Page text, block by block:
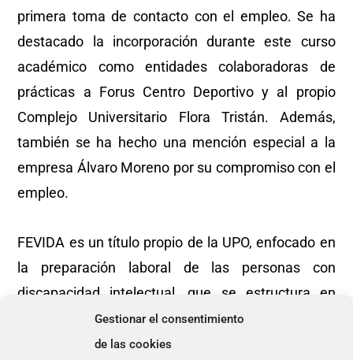
Gestionar el consentimiento
de las cookies
primera toma de contacto con el empleo. Se ha
destacado la incorporación durante este curso
académico como entidades colaboradoras de
prácticas a Forus Centro Deportivo y al propio
Complejo Universitario Flora Tristán. Además,
también se ha hecho una mención especial a la
empresa Álvaro Moreno por su compromiso con el
empleo.
FEVIDA es un título propio de la UPO, enfocado en
la preparación laboral de las personas con
discapacidad intelectual, que se estructura en
materias funcionales, humanísticas y
profesionales, complementadas con asignaturas